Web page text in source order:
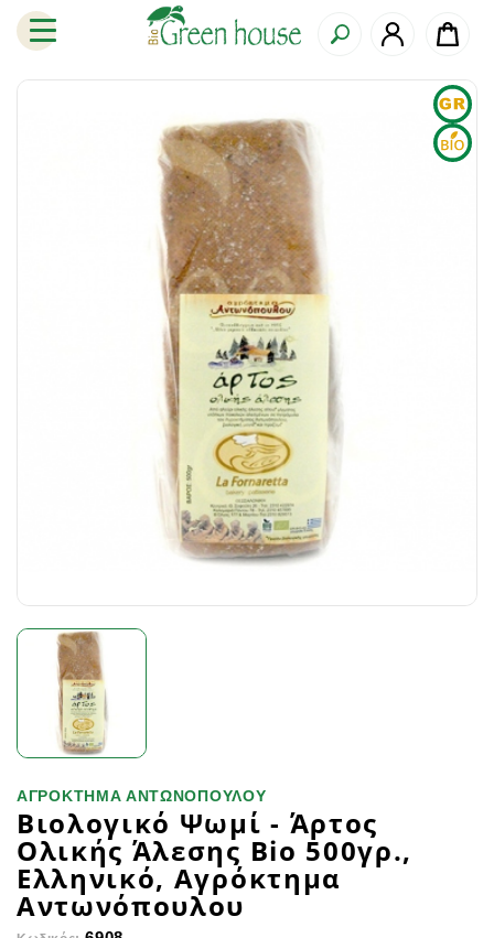
ΑΓΡΟΚΤΗΜΑ ΑΝΤΩΝΟΠΟΥΛΟΥ
Βιολογικό Ψωμί - Άρτος
Ολικής Άλεσης Bio 500γρ.,
Ελληνικό, Αγρόκτημα
Αντωνόπουλου